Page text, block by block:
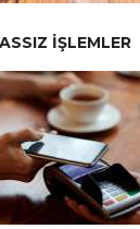
İŞLEMLER